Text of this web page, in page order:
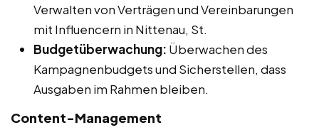
Verwalten von Verträgen und Vereinbarungen
mit Influencern in Nittenau, St.
Budgetüberwachung: Überwachen des
Kampagnenbudgets und Sicherstellen, dass
Ausgaben im Rahmen bleiben.
Content-Management